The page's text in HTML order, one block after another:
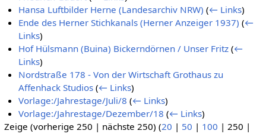
Hansa Luftbilder Herne (Landesarchiv NRW) (← Links)
Ende des Herner Stichkanals (Herner Anzeiger 1937) (←
Links)
Hof Hülsmann (Buina) Bickerndörnen / Unser Fritz (←
Links)
Nordstraße 178 - Von der Wirtschaft Grothaus zu
Affenhack Studios (← Links)
Vorlage:/Jahrestage/Juli/8 (← Links)
Vorlage:/Jahrestage/Dezember/18 (← Links)
Zeige (vorherige 250 | nächste 250) (20 | 50 | 100 | 250 |